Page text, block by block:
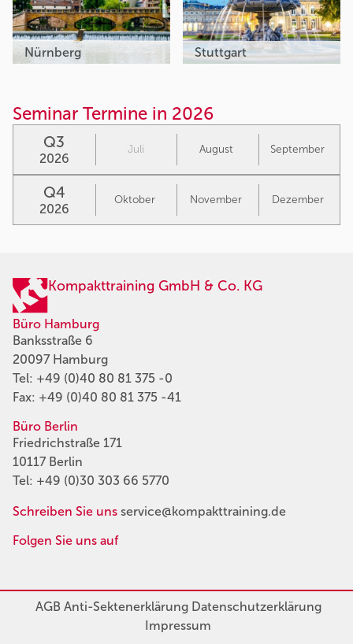
Nürnberg Stuttgart
Seminar Termine in 2026
Q3
2026
Juli August September
Q4
2026
Oktober November Dezember
Kompakttraining GmbH & Co. KG
Büro Hamburg
Banksstraße 6
20097 Hamburg
Tel: +49 (0)40 80 81 375 -0
Fax: +49 (0)40 80 81 375 -41
Büro Berlin
Friedrichstraße 171
10117 Berlin
Tel: +49 (0)30 303 66 5770
Schreiben Sie uns service@kompakttraining.de
Folgen Sie uns auf
AGBAnti-SektenerklärungDatenschutzerklärung
Impressum